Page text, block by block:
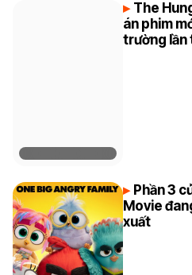
The
án phim
trường lần
Phần 3
Movie
xuất